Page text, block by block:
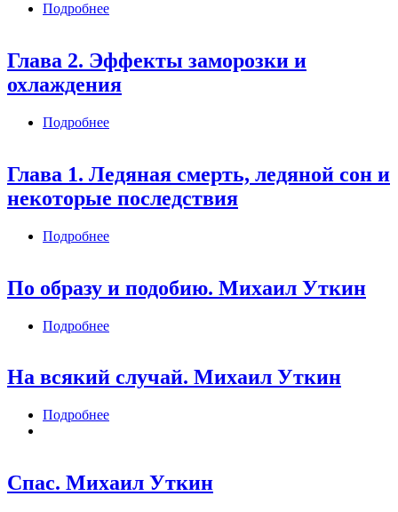
Подробнее
Глава 2. Эффекты заморозки и
охлаждения
Подробнее
Глава 1. Ледяная смерть, ледяной сон и
некоторые последствия
Подробнее
По образу и подобию. Михаил Уткин
Подробнее
На всякий случай. Михаил Уткин
Подробнее
Спас. Михаил Уткин